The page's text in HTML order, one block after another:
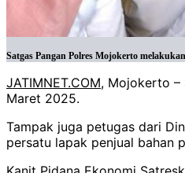
Satgas Pangan Polres Mojokerto
JATIMNET.COM, Mojokerto –
Maret 2025.
Tampak juga petugas dari
persatu lapak penjual bahan